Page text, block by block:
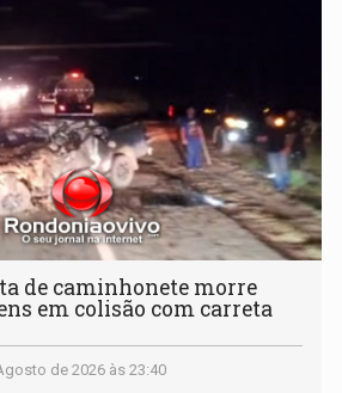
de caminhonete morre
em colisão com carreta
de 2026 às 23:40